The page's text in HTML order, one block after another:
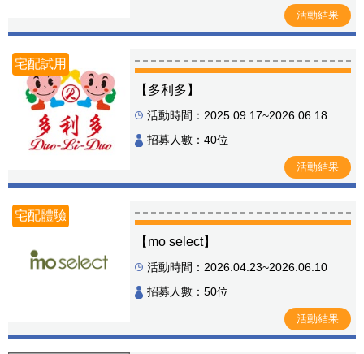
活動結果
宅配試用
【多利多】
活動時間：2025.09.17~2026.06.18
招募人數：40位
活動結果
宅配體驗
【mo select】
活動時間：2026.04.23~2026.06.10
招募人數：50位
活動結果